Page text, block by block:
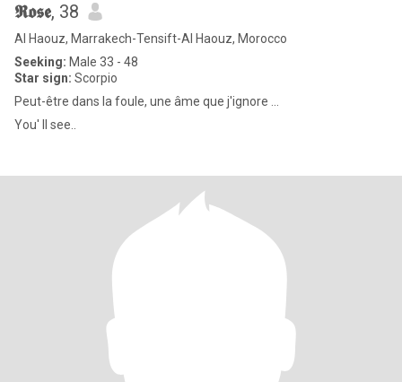
𝕽𝖔𝖘𝖊, 38
Al Haouz, Marrakech-Tensift-Al Haouz, Morocco
Seeking: Male 33 - 48
Star sign: Scorpio
Peut-être dans la foule, une âme que j'ignore ...
You' ll see..